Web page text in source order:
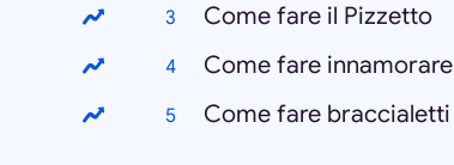
Come fare il Pizzetto
Come fare innamorare
Come fare braccialetti